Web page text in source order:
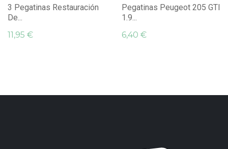
3 Pegatinas Restauración
De...
11,95 €
Pegatinas Peugeot 205 GTI
1.9...
6,40 €